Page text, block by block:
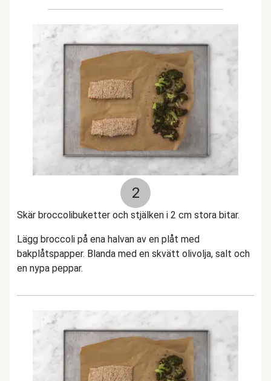
2
Skär broccolibuketter och stjälken i 2 cm stora bitar.
Lägg broccoli på ena halvan av en plåt med
bakplåtspapper. Blanda med en skvätt olivolja, salt och
en nypa peppar.